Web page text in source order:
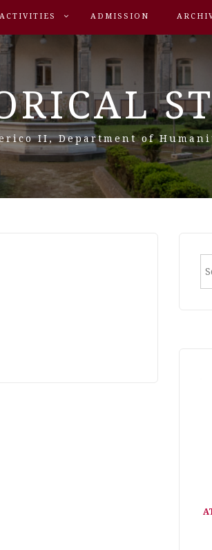
ADMISSION
II, Department of